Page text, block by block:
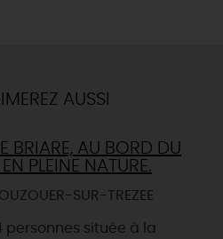
AUSSI
BRIARE, AU BORD DU
PLEINE NATURE.
SUR-TREZEE
personnes située à la